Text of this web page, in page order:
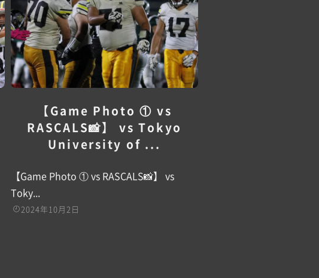
【Game Photo ① vs
RASCALS📸】 vs Tokyo
University of ...
【Game Photo ① vs RASCALS📸】 vs
Toky...
2024年10月2日